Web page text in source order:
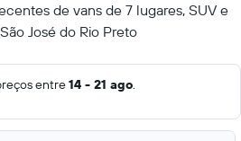
de vans de 7 lugares, SUV e
José do Rio Preto
entre14 - 21 ago.